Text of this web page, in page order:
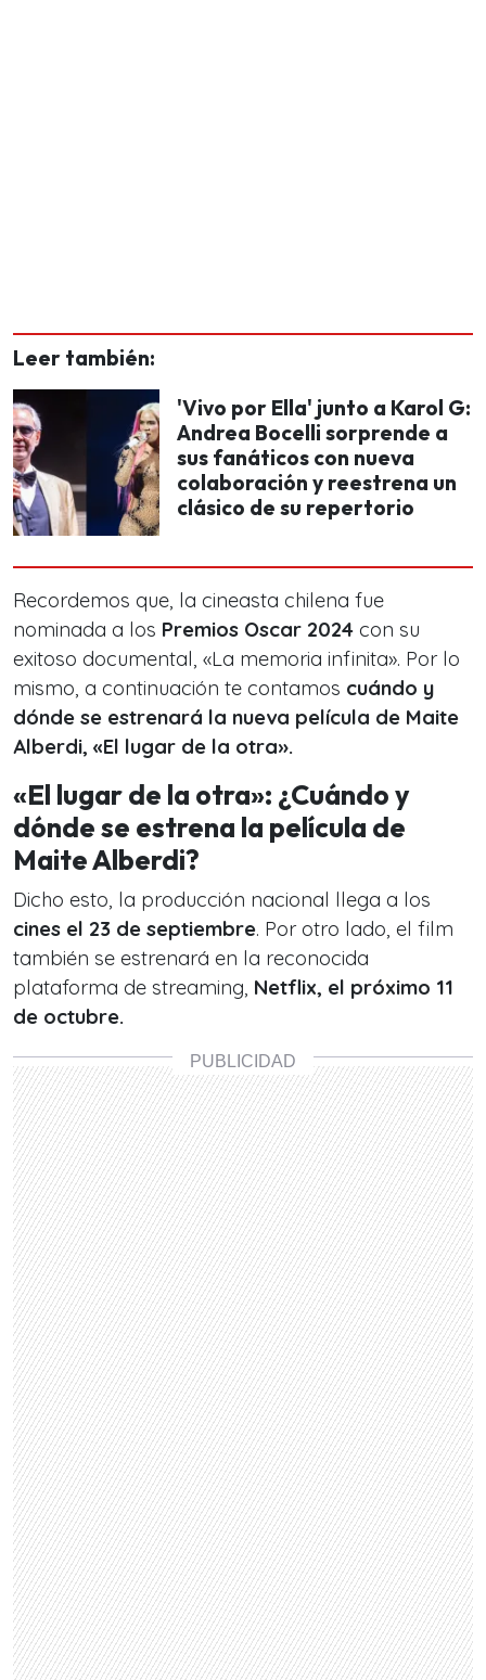
Leer también:
'Vivo por Ella' junto a Karol G:
Andrea Bocelli sorprende a
sus fanáticos con nueva
colaboración y reestrena un
clásico de su repertorio
Recordemos que, la cineasta chilena fue
nominada a los Premios Oscar 2024 con su
exitoso documental, «La memoria infinita». Por lo
mismo, a continuación te contamos cuándo y
dónde se estrenará la nueva película de Maite
Alberdi, «El lugar de la otra».
«El lugar de la otra»: ¿Cuándo y
dónde se estrena la película de
Maite Alberdi?
Dicho esto, la producción nacional llega a los
cines el 23 de septiembre. Por otro lado, el film
también se estrenará en la reconocida
plataforma de streaming, Netflix, el próximo 11
de octubre.